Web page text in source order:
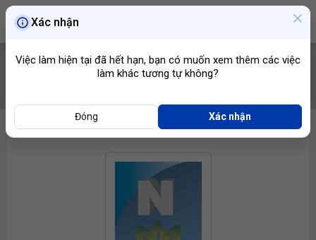
Xác nhận
Việc làm hiện tại đã hết hạn, bạn có muốn xem thêm các việc
làm khác tương tự không?
Đóng Xác nhận